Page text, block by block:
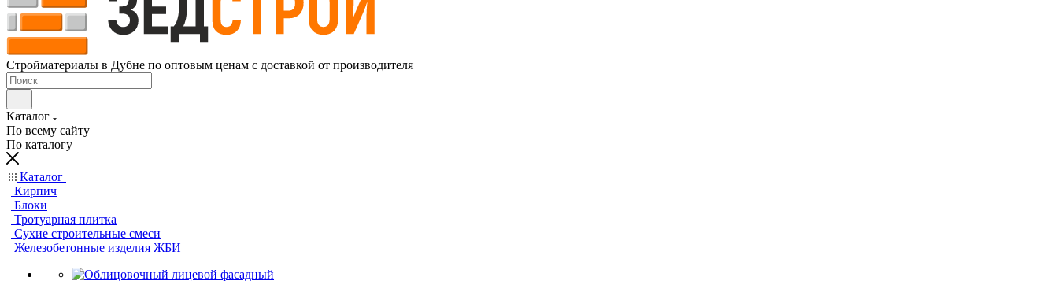
Стройматериалы в Дубне по оптовым ценам с доставкой от производителя
Каталог
По всему сайту
По каталогу
Каталог
Кирпич
Блоки
Тротуарная плитка
Сухие строительные смеси
Железобетонные изделия ЖБИ